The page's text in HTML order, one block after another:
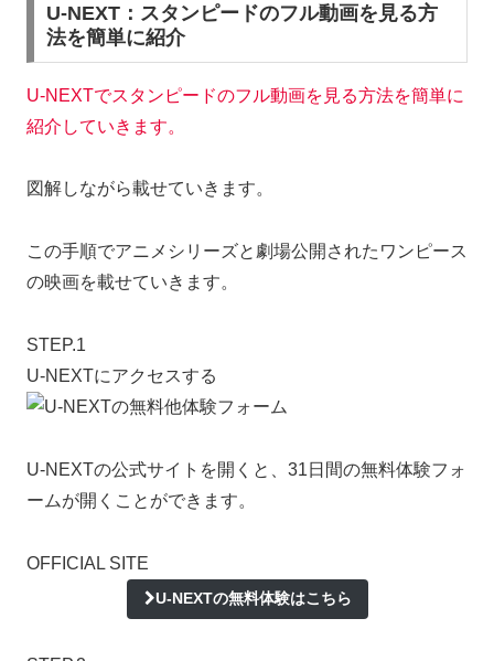
U-NEXT：スタンピードのフル動画を見る方
法を簡単に紹介
U-NEXTでスタンピードのフル動画を見る方法を簡単に
紹介していきます。
図解しながら載せていきます。
この手順でアニメシリーズと劇場公開されたワンピース
の映画を載せていきます。
STEP.1
U-NEXTにアクセスする
U-NEXTの公式サイトを開くと、31日間の無料体験フォ
ームが開くことができます。
OFFICIAL SITE
U-NEXTの無料体験はこちら